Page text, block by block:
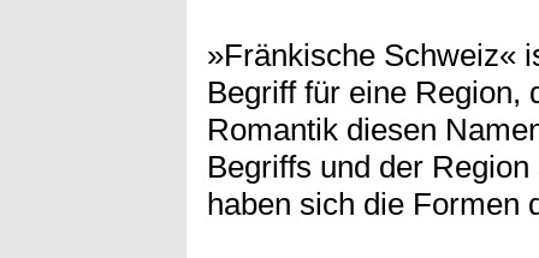
»Fränkische Schweiz«
Begriff für eine Region,
Romantik diesen
Begriffs und der
haben sich die Formen